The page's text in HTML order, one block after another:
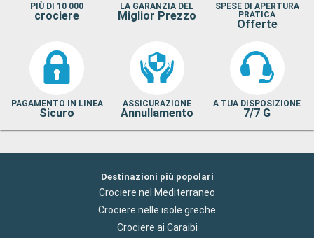
PIÙ DI 10 000
crociere
LA GARANZIA DEL
Miglior Prezzo
SPESE DI APERTURA
PRATICA
Offerte
PAGAMENTO IN LINEA
Sicuro
ASSICURAZIONE
Annullamento
A TUA DISPOSIZIONE
7/7 G
Destinazioni più popolari
Crociere nel Mediterraneo
Crociere nelle isole greche
Crociere ai Caraibi